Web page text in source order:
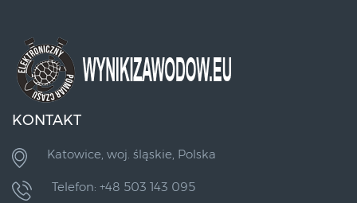
KONTAKT
Katowice, woj. śląskie, Polska
Telefon: +48 503 143 095